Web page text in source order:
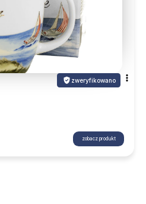
zweryfikowano
zobacz produkt